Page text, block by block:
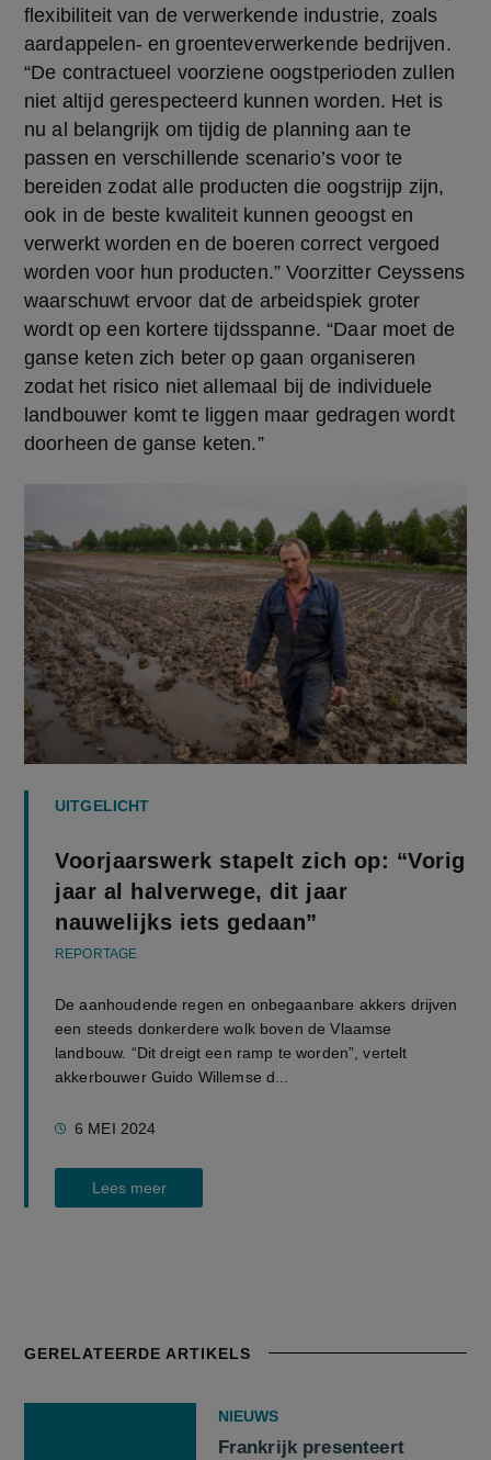
flexibiliteit van de verwerkende industrie, zoals
aardappelen- en groenteverwerkende bedrijven.
“De contractueel voorziene oogstperioden zullen
niet altijd gerespecteerd kunnen worden. Het is
nu al belangrijk om tijdig de planning aan te
passen en verschillende scenario’s voor te
bereiden zodat alle producten die oogstrijp zijn,
ook in de beste kwaliteit kunnen geoogst en
verwerkt worden en de boeren correct vergoed
worden voor hun producten.” Voorzitter Ceyssens
waarschuwt ervoor dat de arbeidspiek groter
wordt op een kortere tijdsspanne. “Daar moet de
ganse keten zich beter op gaan organiseren
zodat het risico niet allemaal bij de individuele
landbouwer komt te liggen maar gedragen wordt
doorheen de ganse keten.”
UITGELICHT
Voorjaarswerk stapelt zich op: “Vorig
jaar al halverwege, dit jaar
nauwelijks iets gedaan”
REPORTAGE
De aanhoudende regen en onbegaanbare akkers drijven
een steeds donkerdere wolk boven de Vlaamse
landbouw. “Dit dreigt een ramp te worden”, vertelt
akkerbouwer Guido Willemse d...
6 MEI 2024
Lees meer
GERELATEERDE ARTIKELS
NIEUWS
Frankrijk presenteert